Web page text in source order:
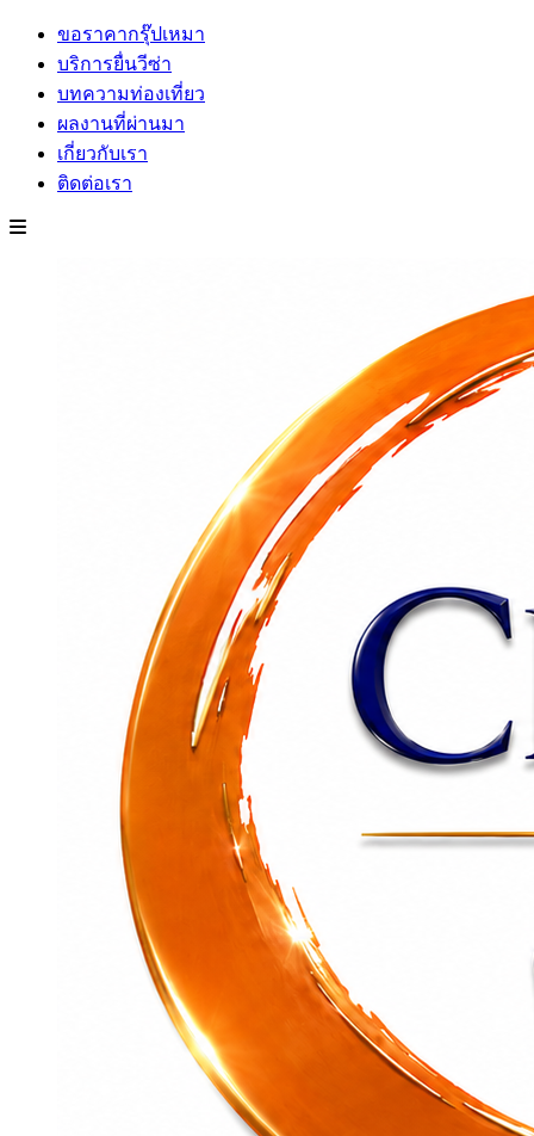
ขอราคากรุ๊ปเหมา
บริการยื่นวีซ่า
บทความท่องเที่ยว
ผลงานที่ผ่านมา
เกี่ยวกับเรา
ติดต่อเรา